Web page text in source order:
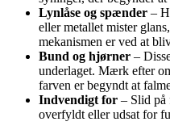
Lynlåse og spænder –
eller metallet mister
mekanismen er ved at
Bund og hjørner –
underlaget. Mærk efter
farven er begyndt at
Indvendigt for – Slid på
overfyldt eller udsat for